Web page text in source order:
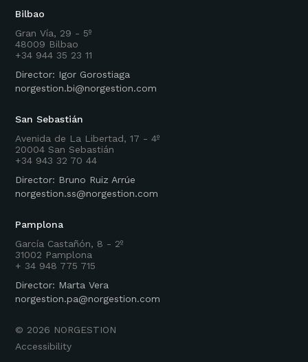
Bilbao
Gran Vía, 29 - 5º
48009 Bilbao
+34 944 35 23 11
Director: Igor Gorostiaga
norgestion.bi@norgestion.com
San Sebastián
Avenida de La Libertad, 17 - 4º
20004 San Sebastián
+34 943 32 70 44
Director: Bruno Ruiz Arrúe
norgestion.ss@norgestion.com
Pamplona
García Castañón, 8 - 2º
31002 Pamplona
+ 34 948 775 715
Director: Marta Vera
norgestion.pa@norgestion.com
Accessibility
© 2026 NORGESTION